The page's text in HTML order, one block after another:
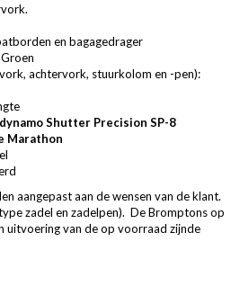
en bagagedrager
achtervork, stuurkolom en -pen):
Shutter Precision SP-8
Marathon
aangepast aan de wensen van de klant.
zadel en zadelpen). De Bromptons op
uitvoering van de op voorraad zijnde